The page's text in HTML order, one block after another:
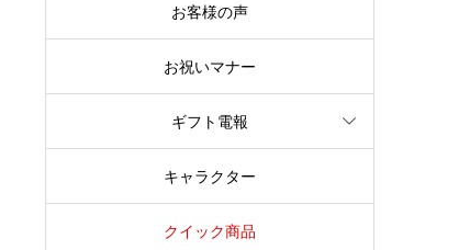
お客様の声
お祝いマナー
ギフト電報
キャラクター
クイック商品